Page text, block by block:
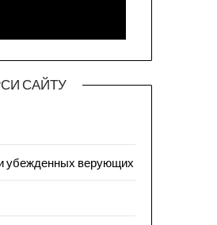
САЙТУ
убежденных верующих